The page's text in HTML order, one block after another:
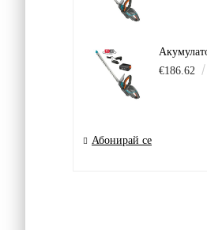
€186.62
Абонирай се